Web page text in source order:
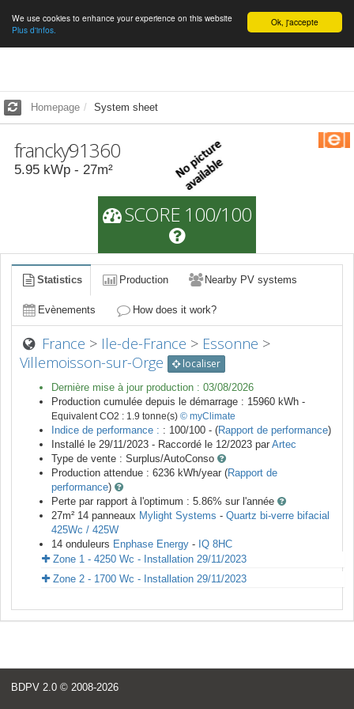
English Ok, j'accepte
We use cookies to enhance your experience on this website
Plus d'infos.
Homepage System sheet
francky91360
5.95 kWp - 27m²
SCORE 100/100
Statistics Production Nearby PV systems
Evènements How does it work?
France > Ile-de-France > Essonne >
Villemoisson-sur-Orge
localiser
Dernière mise à jour production : 03/08/2026
Production cumulée depuis le démarrage : 15960 kWh -
Equivalent CO2 : 1.9 tonne(s) © myClimate
Indice de performance : : 100/100 - (Rapport de performance)
Installé le 29/11/2023 - Raccordé le 12/2023 par Artec
Type de vente : Surplus/AutoConso
Production attendue : 6236 kWh/year (Rapport de
performance)
Perte par rapport à l'optimum : 5.86% sur l'année
27m² 14 panneaux Mylight Systems - Quartz bi-verre bifacial
425Wc / 425W
14 onduleurs Enphase Energy - IQ 8HC
Zone 1 - 4250 Wc - Installation 29/11/2023
Zone 2 - 1700 Wc - Installation 29/11/2023
BDPV 2.0 © 2008-2026